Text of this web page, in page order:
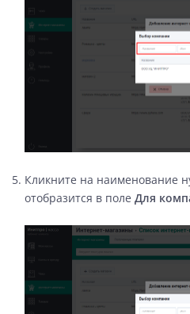
Кликните на наименование
отобразится в поле Для